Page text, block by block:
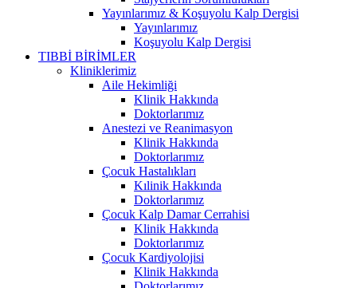
Yayınlarımız & Koşuyolu Kalp Dergisi
Yayınlarımız
Koşuyolu Kalp Dergisi
TIBBİ BİRİMLER
Kliniklerimiz
Aile Hekimliği
Klinik Hakkında
Doktorlarımız
Anestezi ve Reanimasyon
Klinik Hakkında
Doktorlarımız
Çocuk Hastalıkları
Kılinik Hakkında
Doktorlarımız
Çocuk Kalp Damar Cerrahisi
Klinik Hakkında
Doktorlarımız
Çocuk Kardiyolojisi
Klinik Hakkında